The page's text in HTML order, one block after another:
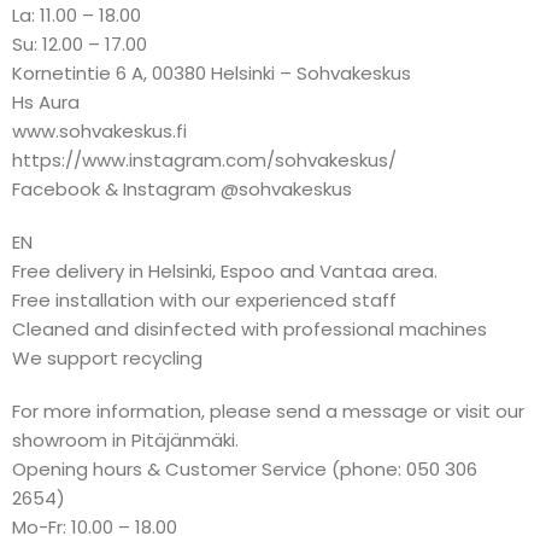
La: 11.00 – 18.00
Su: 12.00 – 17.00
Kornetintie 6 A, 00380 Helsinki – Sohvakeskus
Hs Aura
www.sohvakeskus.fi
https://www.instagram.com/sohvakeskus/
Facebook & Instagram @sohvakeskus
EN
Free delivery in Helsinki, Espoo and Vantaa area.
Free installation with our experienced staff
Cleaned and disinfected with professional machines
We support recycling
For more information, please send a message or visit our
showroom in Pitäjänmäki.
Opening hours & Customer Service (phone: 050 306
2654)
Mo-Fr: 10.00 – 18.00